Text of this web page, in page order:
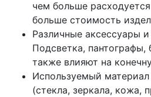
чем больше
больше стоимость
Различные аксессуары
Подсветка,
также влияют на
Используемый
(стекла, зеркала, кожа,